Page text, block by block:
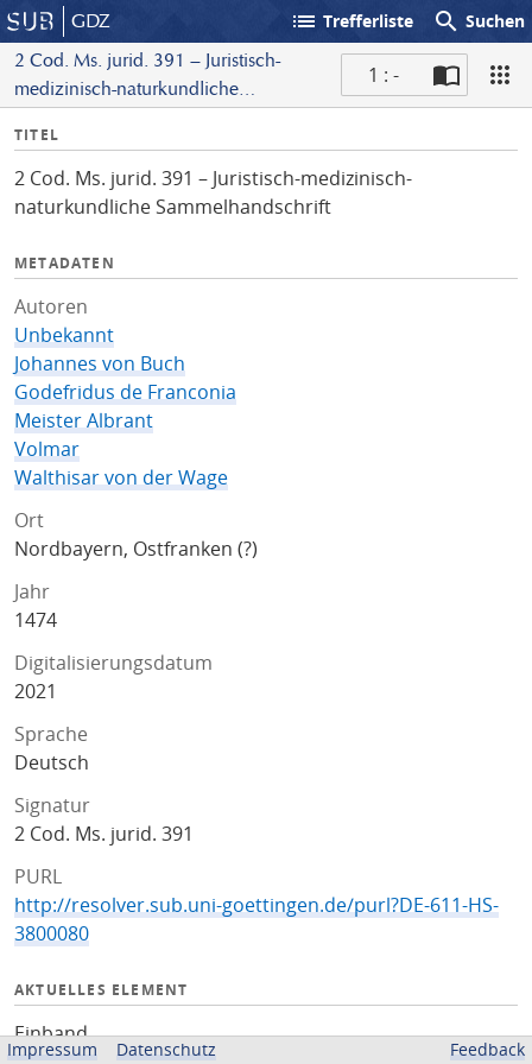
GDZ list Trefferliste search Suchen
2 Cod. Ms. jurid. 391 – Juristisch-
medizinisch-naturkundliche
1 : -
I
f
o
TITEL
2 Cod. Ms. jurid. 391 – Juristisch-medizinisch-
naturkundliche Sammelhandschrift
METADATEN
Autoren
Unbekannt
Johannes von Buch
Godefridus de Franconia
Meister Albrant
Volmar
Walthisar von der Wage
Ort
Nordbayern, Ostfranken (?)
Jahr
1474
Digitalisierungsdatum
2021
Sprache
Deutsch
Signatur
2 Cod. Ms. jurid. 391
PURL
http://resolver.sub.uni-goettingen.de/purl?DE-611-HS-
3800080
AKTUELLES ELEMENT
Einband
Impressum Datenschutz Feedback